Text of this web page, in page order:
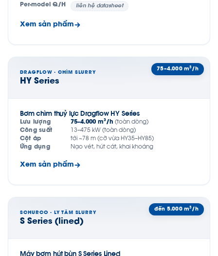
Per-model Q/H
liên hệ datasheet
Xem sản phẩm
75–4.000 m³/h
DRAGFLOW · CHÌM SLURRY
HY Series
Bơm chìm thuỷ lực Dragflow HY Series
Lưu lượng 75–4.000 m³/h (toàn dòng)
Công suất
13–475 kW (toàn dòng)
Cột áp
tới ~78 m (cỡ vừa HY35–HY85)
Ứng dụng
Nạo vét, hút cát, khai khoáng
Xem sản phẩm
đến 5.000 m³/h
SCHURCO · LY TÂM SLURRY
S Series (lined)
Máy bơm hút bùn S Series Lined